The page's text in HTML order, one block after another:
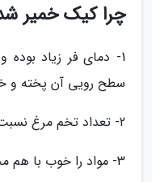
چرا کیک خمیر
1- دمای فر زیاد
سطح رویی آن پخته
2- تعداد تخم مرغ نسبت به بقیه مواد زیاد بوده است.
3- مواد را خوب با هم مخلوط ننموده اید.